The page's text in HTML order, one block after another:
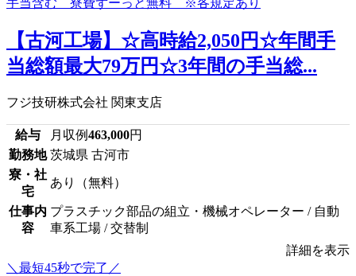
【古河工場】☆高時給2,050円☆年間手
当総額最大79万円☆3年間の手当総...
フジ技研株式会社 関東支店
給与 月収例463,000円
勤務地 茨城県 古河市
寮・社
宅
あり（無料）
仕事内
容
プラスチック部品の組立・機械オペレーター / 自動
車系工場 / 交替制
詳細を表示
＼最短45秒で完了／